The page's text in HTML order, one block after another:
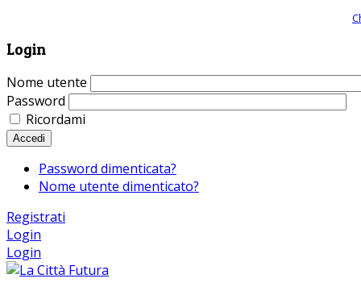
Login
Nome utente
Password
Ricordami
Accedi
Password dimenticata?
Nome utente dimenticato?
Registrati
Login
Login